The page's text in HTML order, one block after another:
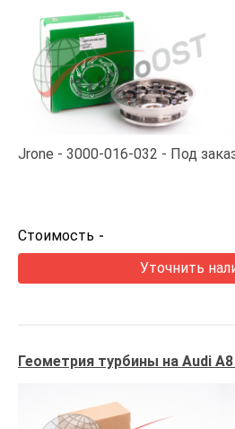
Jrone 3000-016-032 Под
Стоимость -
Уточнить
Геометрия турбины на Audi